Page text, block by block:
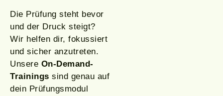
Die Prüfung steht bevor
und der Druck steigt?
Wir helfen dir, fokussiert
und sicher anzutreten.
Unsere On-Demand-
Trainings sind genau auf
dein Prüfungsmodul